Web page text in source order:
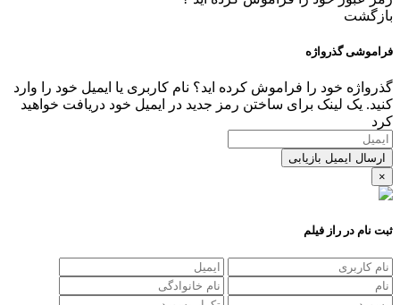
بازگشت
فراموشی گذرواژه
گذرواژه خود را فراموش کرده اید؟ نام کاربری یا ایمیل خود را وارد
کنید. یک لینک برای ساختن رمز جدید در ایمیل خود دریافت خواهید
کرد
ارسال ایمیل بازیابی
×
ثبت نام در راز فیلم